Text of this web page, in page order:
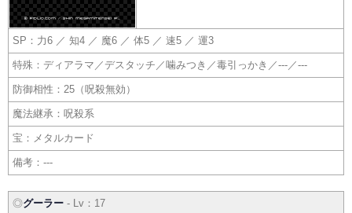
SP：力6 ／ 知4 ／ 魔6 ／ 体5 ／ 速5 ／ 運3
特殊：ディアラマ／デスタッチ／噛みつき／毒引っかき／---／---
防御相性：25（呪殺無効）
魔法継承：呪殺系
宝：メタルカード
備考：---
◎グーラー - Lv：17